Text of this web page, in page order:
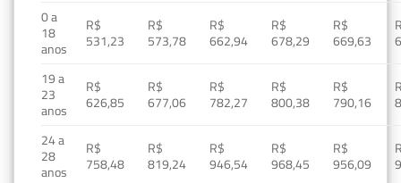
0 a
18
anos
R$
531,23
R$
573,78
R$
662,94
R$
678,29
R$
669,63
19 a
23
anos
R$
626,85
R$
677,06
R$
782,27
R$
800,38
R$
790,16
24 a
28
anos
R$
758,48
R$
819,24
R$
946,54
R$
968,45
R$
956,09